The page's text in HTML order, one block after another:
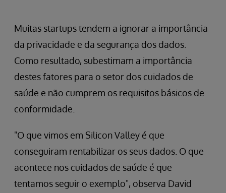
Muitas startups tendem a ignorar a importância
da privacidade e da segurança dos dados.
Como resultado, subestimam a importância
destes fatores para o setor dos cuidados de
saúde e não cumprem os requisitos básicos de
conformidade.
"O que vimos em Silicon Valley é que
conseguiram rentabilizar os seus dados. O que
acontece nos cuidados de saúde é que
tentamos seguir o exemplo", observa David